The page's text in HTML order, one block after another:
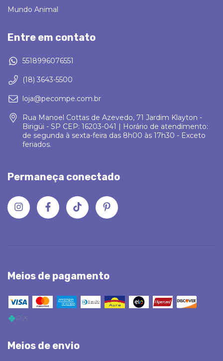
Mundo Animal
Entre em contato
5518996076551
(18) 3643-5500
loja@pecompe.com.br
Rua Manoel Cottas de Azevedo, 71 Jardim Klayton -
Birigüi - SP CEP: 16203-041 | Horário de atendimento:
de segunda à sexta-feira das 8h00 às 17h30 - Exceto
feriados.
Permaneça conectado
Meios de pagamento
Meios de envio